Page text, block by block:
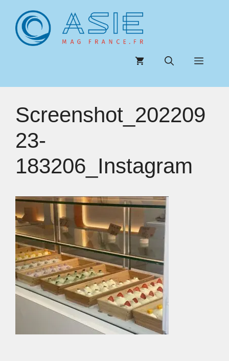
contenu
Menu
Screenshot_202209
23-
183206_Instagram